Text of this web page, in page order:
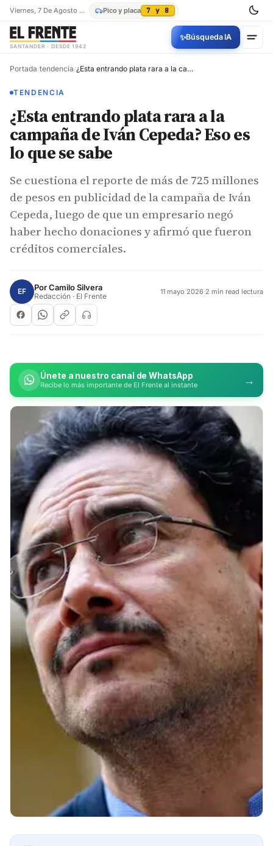
Viernes, 7 De Agosto De 2026 Pico y placa 7 y 8
SANTANDER · DESDE 1942
✨Búsqueda IA
Portada/tendencia/ ¿Esta entrando plata rara a la campaña de Iván Cepeda? Eso es lo que se sabe
TENDENCIA
¿Esta entrando plata rara a la
campaña de Iván Cepeda? Eso es
lo que se sabe
Se cuestiona el reporte de más de 725 millones
de pesos en publicidad de la campaña de Iván
Cepeda, luego de que un empresario negó
haber hecho donaciones y afirmó que fueron
créditos comerciales.
EF PorCamilo Silvera
Redacción · El Frente 11 mayo 2026·2 min read lectura
Únete a nuestro canal de WhatsApp
Recibe lo más importante de El Frente al instante →